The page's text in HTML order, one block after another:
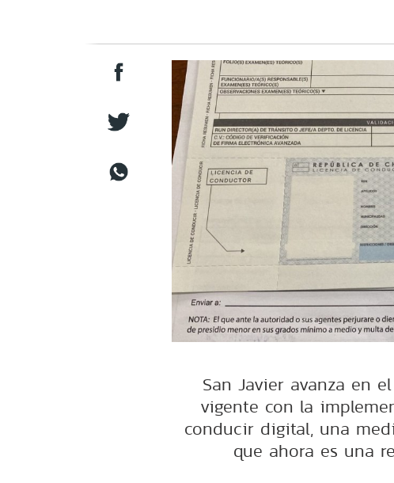
San Javier avanza en
vigente con la
conducir digital, una
que ahora es una